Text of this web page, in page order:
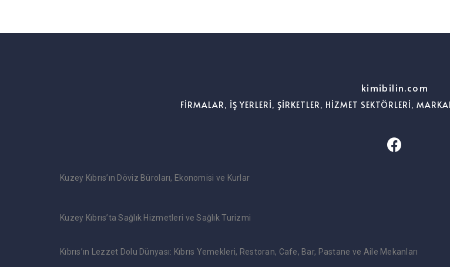
kimibilin.com
FİRMALAR, İŞ YERLERİ, ŞİRKETLER, HİZMET SEKTÖRLERİ,
Kuzey Kıbrıs’ın Döviz Büroları, Ekonomisi ve Kurlar
Kuzey Kıbrıs’ta Sağlık Hizmetleri ve Sağlık Turizmi
Kıbrıs’ın Lezzet Dolu Dünyası: Kıbrıs Yemekleri, Restoran, Cafe, Bar, Pastane ve Aile Mekanları